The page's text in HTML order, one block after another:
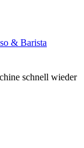
& Barista
schnell wieder